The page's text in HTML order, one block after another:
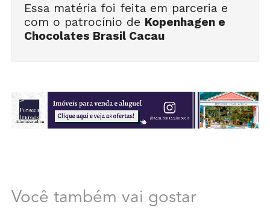
Essa matéria foi feita em parceria e
com o patrocínio de Kopenhagen e
Chocolates Brasil Cacau
Você também vai gostar